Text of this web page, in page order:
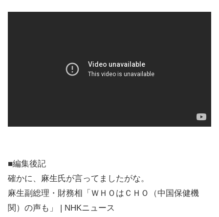
■編集後記
確かに、麻生氏が言ってましたがな。
麻生副総理・財務相「ＷＨＯはＣＨＯ（中国保健機
関）の声も」 | NHKニュース